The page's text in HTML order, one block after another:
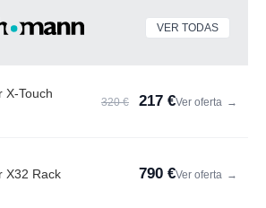
VER TODAS
X-Touch
320 € 217 €Ver oferta →
X32 Rack 790 €Ver oferta →